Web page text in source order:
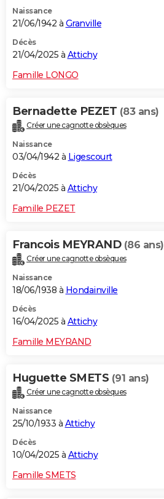
Naissance
21/06/1942 à Granville
Décès
21/04/2025 à Attichy
Famille LONGO
Bernadette PEZET (83 ans)
Créer une cagnotte obsèques
Naissance
03/04/1942 à Ligescourt
Décès
21/04/2025 à Attichy
Famille PEZET
Francois MEYRAND (86 ans)
Créer une cagnotte obsèques
Naissance
18/06/1938 à Hondainville
Décès
16/04/2025 à Attichy
Famille MEYRAND
Huguette SMETS (91 ans)
Créer une cagnotte obsèques
Naissance
25/10/1933 à Attichy
Décès
10/04/2025 à Attichy
Famille SMETS